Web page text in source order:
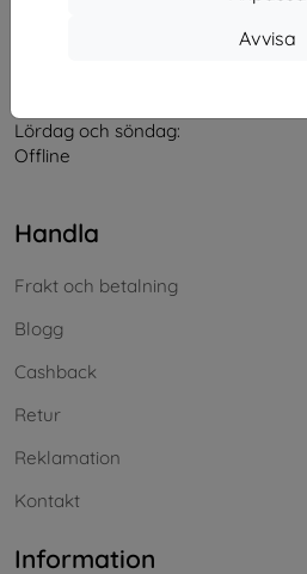
Avvisa
Lördag och söndag:
Offline
Handla
Frakt och betalning
Blogg
Cashback
Retur
Reklamation
Kontakt
Information